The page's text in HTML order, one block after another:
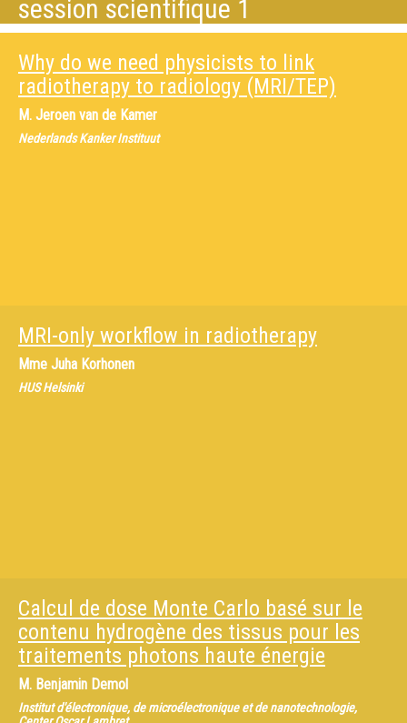
session scientifique 1
Why do we need physicists to link
radiotherapy to radiology (MRI/TEP)
M. Jeroen van de Kamer
Nederlands Kanker Instituut
MRI-only workflow in radiotherapy
Mme Juha Korhonen
HUS Helsinki
Calcul de dose Monte Carlo basé sur le
contenu hydrogène des tissus pour les
traitements photons haute énergie
M. Benjamin Demol
Institut d'électronique, de microélectronique et de nanotechnologie,